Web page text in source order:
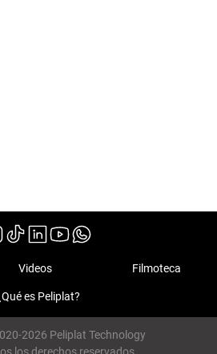
Videos Filmoteca
es Peliplat?
2026 Peliplat Technology
los derechos reservados.